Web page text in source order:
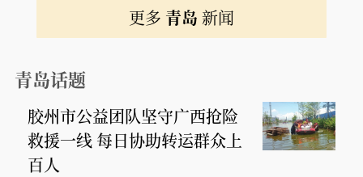
更多 青岛 新闻
青岛话题
胶州市公益团队坚守广西抢险
救援一线 每日协助转运群众上
百人